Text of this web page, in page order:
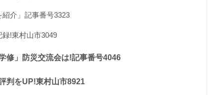
介」記事番号3323
!東村山市3049
修」防災交流会は!記事番号4046
判をUP!東村山市8921